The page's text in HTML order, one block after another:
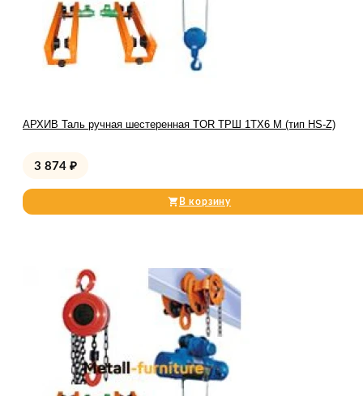
АРХИВ Таль ручная шестеренная TOR ТРШ 1ТХ6 М (тип HS-Z)
3 874 ₽
В корзину